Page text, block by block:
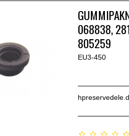
068838,
805259
EU3-450